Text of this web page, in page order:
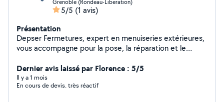
Grenoble (Rondeau-Liberation)
5/5 (1 avis)
Présentation
Depser Fermetures, expert en menuiseries extérieures,
vous accompagne pour la pose, la réparation et le
portails et systèmes d'automatisation. Nous assurons
également une intervention rapide de mise en sécurité
après sinistre : cambriolage, incendie, bris de glace, afin
Dernier avis laissé par Florence : 5/5
Il y a 1 mois
En cours de devis. très réactif